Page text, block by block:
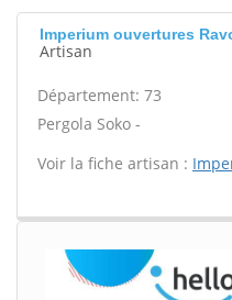
Imperium ouvertures
Artisan
Département: 73
Pergola Soko -
Voir la fiche artisan :